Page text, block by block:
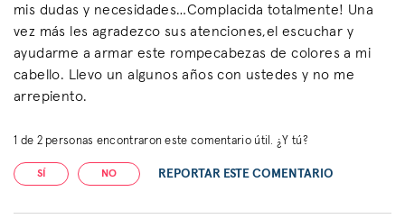
mis dudas y necesidades…Complacida totalmente! Una
vez más les agradezco sus atenciones,el escuchar y
ayudarme a armar este rompecabezas de colores a mi
cabello. Llevo un algunos años con ustedes y no me
arrepiento.
1 de 2personas encontraron este comentario útil. ¿Y tú?
SÍ NO REPORTAR ESTE COMENTARIO